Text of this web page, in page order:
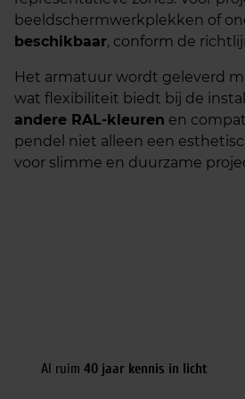
beeldschermwerkplekken of
beschikbaar, conform de
Het armatuur wordt geleverd
wat flexibiliteit biedt bij de
andere RAL-kleuren en
pendel niet alleen een
voor slimme en duurzame
Al ruim 40 jaar kennis in licht